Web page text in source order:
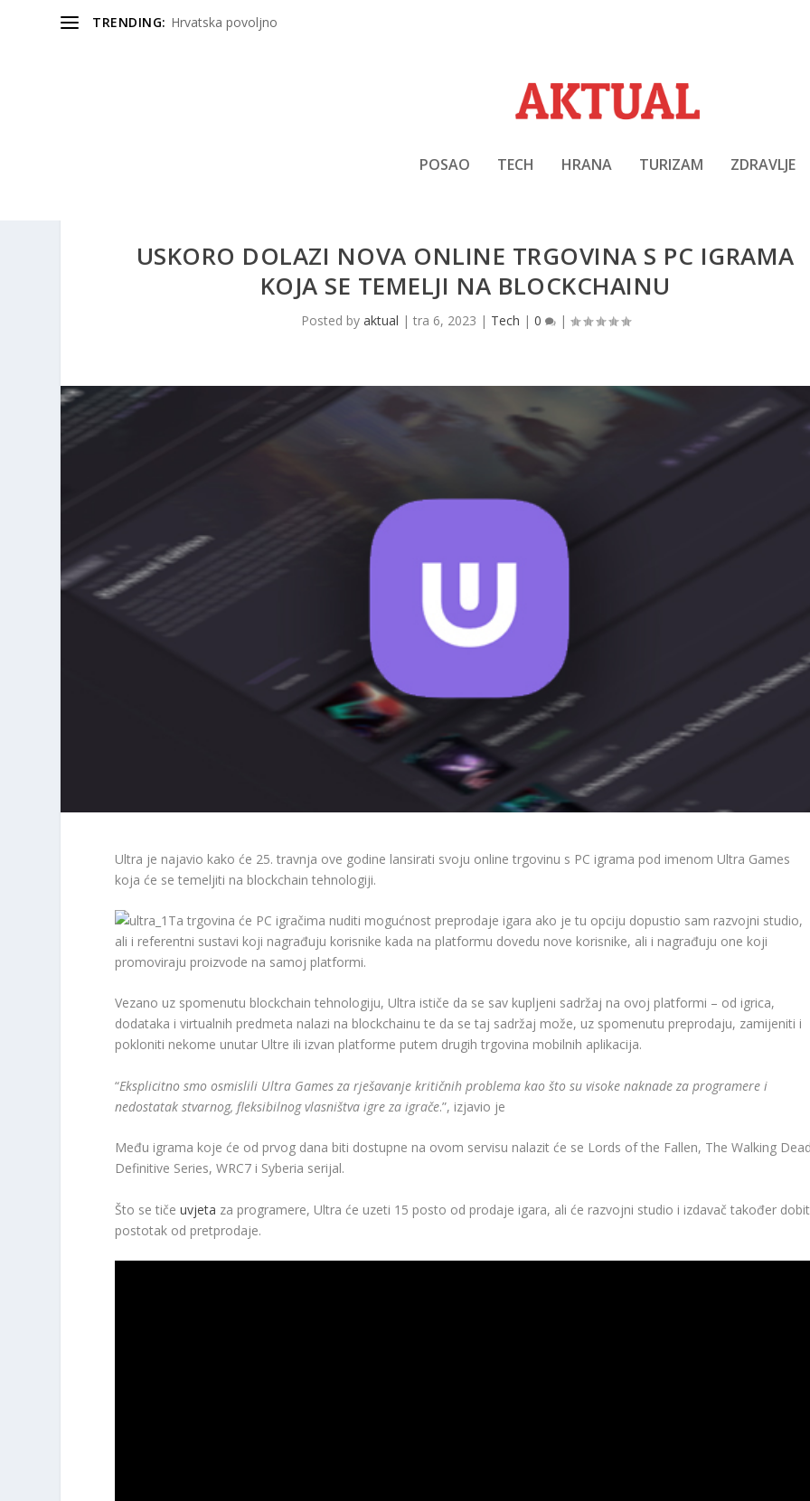
TRENDING: Hrvatska povoljno
POSAO TECH HRANA TURIZAM ZDRAVLJE
USKORO DOLAZI NOVA ONLINE TRGOVINA S PC IGRAMA
KOJA SE TEMELJI NA BLOCKCHAINU
Posted by aktual | tra 6, 2023 | Tech | 0 |
Ultra je najavio kako će 25. travnja ove godine lansirati svoju online trgovinu s PC igrama pod imenom Ultra Games
koja će se temeljiti na blockchain tehnologiji.
Ta trgovina će PC igračima nuditi mogućnost preprodaje igara ako je tu opciju dopustio sam razvojni studio,
ali i referentni sustavi koji nagrađuju korisnike kada na platformu dovedu nove korisnike, ali i nagrađuju one koji
promoviraju proizvode na samoj platformi.
Vezano uz spomenutu blockchain tehnologiju, Ultra ističe da se sav kupljeni sadržaj na ovoj platformi – od igrica,
dodataka i virtualnih predmeta nalazi na blockchainu te da se taj sadržaj može, uz spomenutu preprodaju, zamijeniti i
pokloniti nekome unutar Ultre ili izvan platforme putem drugih trgovina mobilnih aplikacija.
“Eksplicitno smo osmislili Ultra Games za rješavanje kritičnih problema kao što su visoke naknade za programere i
nedostatak stvarnog, fleksibilnog vlasništva igre za igrače.”, izjavio je
Među igrama koje će od prvog dana biti dostupne na ovom servisu nalazit će se Lords of the Fallen, The Walking
Definitive Series, WRC7 i Syberia serijal.
Što se tičeuvjeta za programere, Ultra će uzeti 15 posto od prodaje igara, ali će razvojni studio i izdavač također
postotak od pretprodaje.